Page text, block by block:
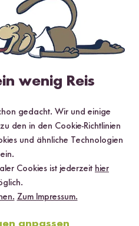
Reis Pusa
wenig Reis
gedacht. Wir und einige
den in den Cookie-Richtlinien
und ähnliche Technologien
ein.
Cookies ist jederzeit hier
Zum Impressum.